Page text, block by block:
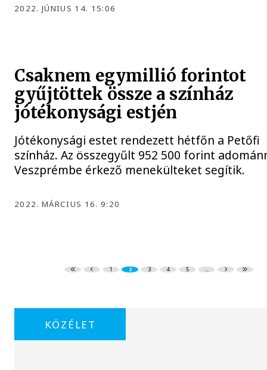
2022. JÚNIUS 14. 15:06
Csaknem egymillió forintot
gyűjtöttek össze a színház
jótékonysági estjén
Jótékonysági estet rendezett hétfőn a Petőfi
színház. Az összegyűlt 952 500 forint
Veszprémbe érkező menekülteket segítik.
2022. MÁRCIUS 16. 9:20
1 2 3 4 5 ...
KÖZÉLET